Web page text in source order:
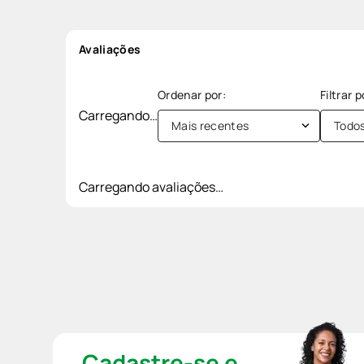
Avaliações
Carregando…
Mais recentes
Carregando avaliações…